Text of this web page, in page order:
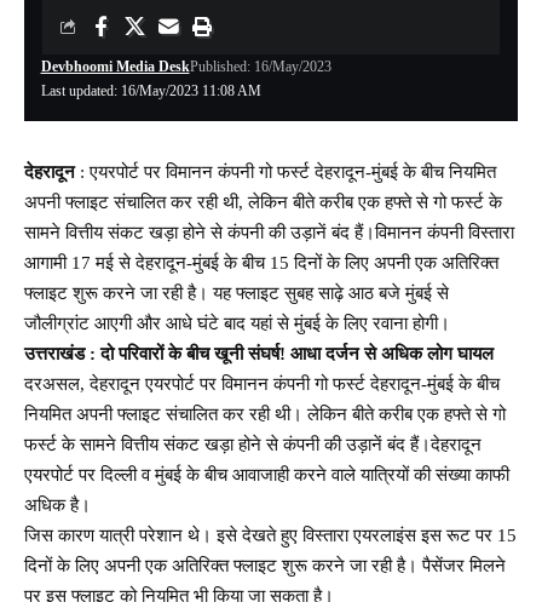
Last updated: 16/May/2023 11:08 AM
Devbhoomi Media DeskPublished: 16/May/2023
देहरादून: एयरपोर्ट पर विमानन कंपनी गो फर्स्ट देहरादून-मुंबई के बीच नियमित
अपनी फ्लाइट संचालित कर रही थी, लेकिन बीते करीब एक हफ्ते से गो फर्स्ट के
सामने वित्तीय संकट खड़ा होने से कंपनी की उड़ानें बंद हैं।विमानन कंपनी विस्तारा
आगामी 17 मई से देहरादून-मुंबई के बीच 15 दिनों के लिए अपनी एक अतिरिक्त
फ्लाइट शुरू करने जा रही है। यह फ्लाइट सुबह साढ़े आठ बजे मुंबई से
जौलीग्रांट आएगी और आधे घंटे बाद यहां से मुंबई के लिए रवाना होगी।
उत्तराखंड : दो परिवारों के बीच खूनी संघर्ष! आधा दर्जन से अधिक लोग घायल
दरअसल, देहरादून एयरपोर्ट पर विमानन कंपनी गो फर्स्ट देहरादून-मुंबई के बीच
नियमित अपनी फ्लाइट संचालित कर रही थी। लेकिन बीते करीब एक हफ्ते से गो
फर्स्ट के सामने वित्तीय संकट खड़ा होने से कंपनी की उड़ानें बंद हैं।देहरादून
एयरपोर्ट पर दिल्ली व मुंबई के बीच आवाजाही करने वाले यात्रियों की संख्या काफी
अधिक है।
जिस कारण यात्री परेशान थे। इसे देखते हुए विस्तारा एयरलाइंस इस रूट पर 15
दिनों के लिए अपनी एक अतिरिक्त फ्लाइट शुरू करने जा रही है। पैसेंजर मिलने
पर इस फ्लाइट को नियमित भी किया जा सकता है।